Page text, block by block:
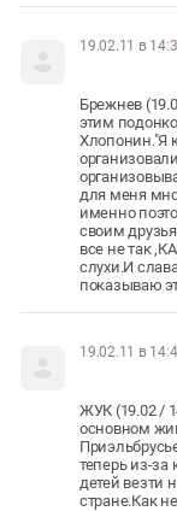
19.02.11 в
Брежнев
этим
Хлопонин."Я
для меня
именно
своим
все не так
слухи.И
показываю
19.02.11 в
ЖУК (19.02 /
основном
теперь из-за
детей везти
стране.Как